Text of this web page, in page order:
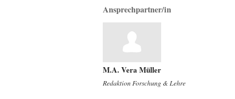
Ansprechpartner/in
M.A. Vera Müller
Redaktion Forschung & Lehre